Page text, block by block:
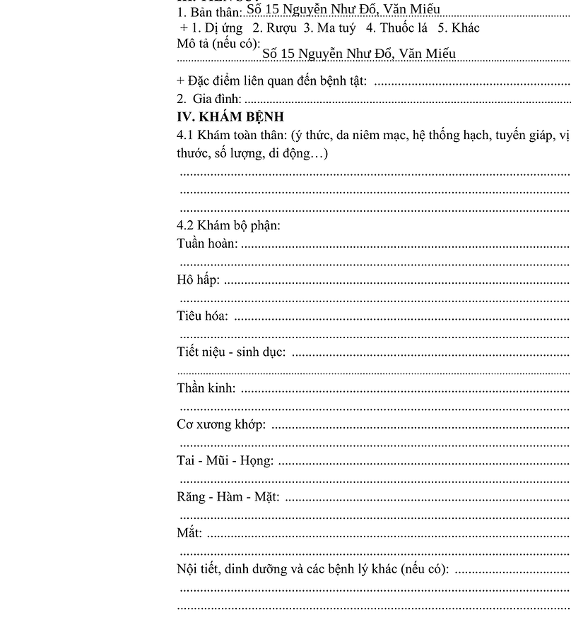
Số 15 Nguyễn Như Đổ, Văn Miếu​​​​
Số 15 Nguyễn Như Đổ, Văn Miếu​​​​